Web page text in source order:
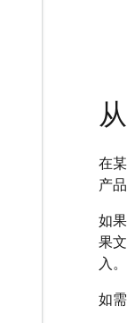
在
产品
如
果
入。
如